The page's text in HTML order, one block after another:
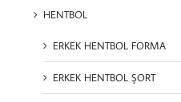
HENTBOL
ERKEK HENTBOL FORMA
ERKEK HENTBOL ŞORT